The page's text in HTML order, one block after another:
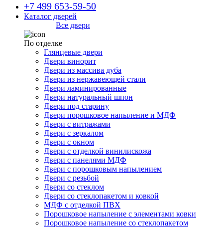
+7 499 653-59-50
Каталог дверей
Все двери
По отделке
Глянцевые двери
Двери винорит
Двери из массива дуба
Двери из нержавеющей стали
Двери ламинированные
Двери натуральный шпон
Двери под старину
Двери порошковое напыление и МДФ
Двери с витражами
Двери с зеркалом
Двери с окном
Двери с отделкой винилискожа
Двери с панелями МДФ
Двери с порошковым напылением
Двери с резьбой
Двери со стеклом
Двери со стеклопакетом и ковкой
МДФ с отделкой ПВХ
Порошковое напыление с элементами ковки
Порошковое напыление со стеклопакетом